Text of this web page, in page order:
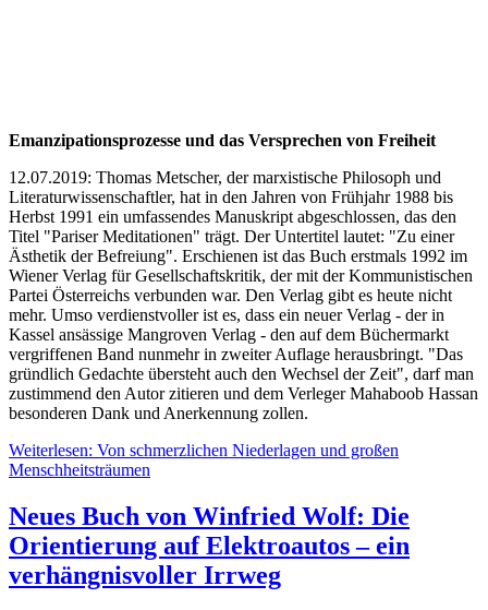
Emanzipationsprozesse und das Versprechen von Freiheit
12.07.2019: Thomas Metscher, der marxistische Philosoph und
Literaturwissenschaftler, hat in den Jahren von Frühjahr 1988 bis
Herbst 1991 ein umfassendes Manuskript abgeschlossen, das den
Titel "Pariser Meditationen" trägt. Der Untertitel lautet: "Zu einer
Ästhetik der Befreiung". Erschienen ist das Buch erstmals 1992 im
Wiener Verlag für Gesellschaftskritik, der mit der Kommunistischen
Partei Österreichs verbunden war. Den Verlag gibt es heute nicht
mehr. Umso verdienstvoller ist es, dass ein neuer Verlag - der in
Kassel ansässige Mangroven Verlag - den auf dem Büchermarkt
vergriffenen Band nunmehr in zweiter Auflage herausbringt. "Das
gründlich Gedachte übersteht auch den Wechsel der Zeit", darf man
zustimmend den Autor zitieren und dem Verleger Mahaboob Hassan
besonderen Dank und Anerkennung zollen.
Weiterlesen: Von schmerzlichen Niederlagen und großen
Menschheitsträumen
Neues Buch von Winfried Wolf: Die
Orientierung auf Elektroautos – ein
verhängnisvoller Irrweg